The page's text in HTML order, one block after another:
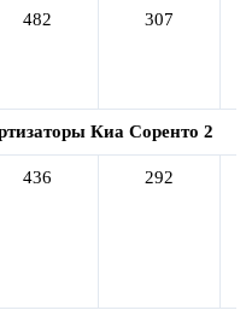
482 307
Киа Соренто 2
436 292